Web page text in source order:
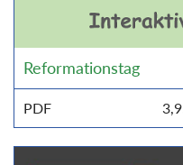
Reformationstag
PDF